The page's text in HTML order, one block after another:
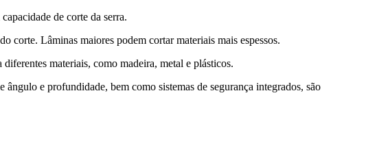
de corte da serra.
corte. Lâminas maiores podem cortar materiais mais espessos.
materiais, como madeira, metal e plásticos.
ângulo e profundidade, bem como sistemas de segurança integrados, são